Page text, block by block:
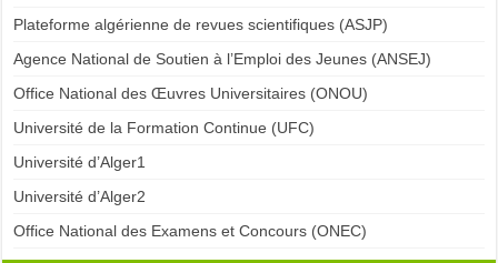
Plateforme algérienne de revues scientifiques (ASJP)
Agence National de Soutien à l’Emploi des Jeunes (ANSEJ)
Office National des Œuvres Universitaires (ONOU)
Université de la Formation Continue (UFC)
Université d’Alger1
Université d’Alger2
Office National des Examens et Concours (ONEC)